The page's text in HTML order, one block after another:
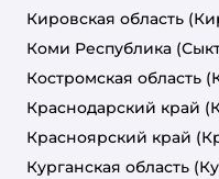
Кировская область
Коми Республика
Костромская область
Краснодарский край
Красноярский край
Курганская область